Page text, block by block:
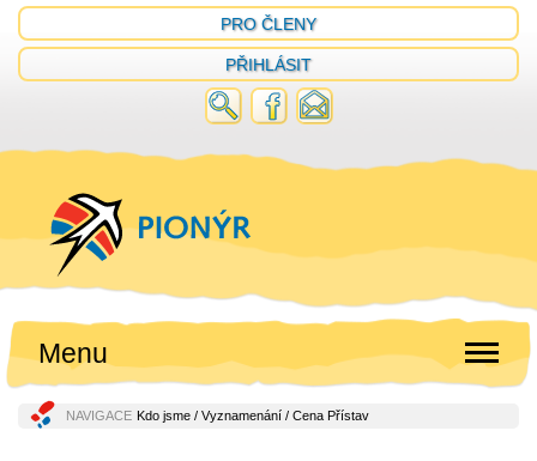
PRO ČLENY
PŘIHLÁSIT
Menu
NAVIGACE Kdo jsme / Vyznamenání / Cena Přístav